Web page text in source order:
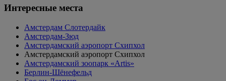
Интересные места
Амстердам Слотердайк
Амстердам-Зюд
Амстердамский аэропорт Схипхол
Амстердамский аэропорт Схипхол
Амстердамский зоопарк «Artis»
Берлин-Шёнефельд